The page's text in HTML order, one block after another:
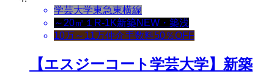
学芸大学東急東横線
～20㎡ １R-1K新築NEW・築浅
10万～11万仲介手数料50％OFF
【エスジーコート学芸大学】新築